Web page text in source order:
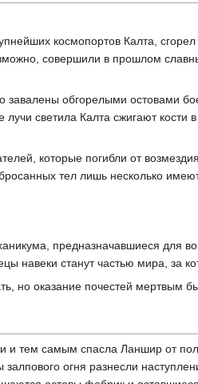
космопортов Калта,
совершили в прошлом
завалены обгорелыми остовами
светила Калта сжигают кости
которые погибли от
тел лишь несколько
предназначавшиеся для
навеки станут частью мира, за
но оказание почестей мертвым
и тем самым спасла Ланшир от
огня разнесли